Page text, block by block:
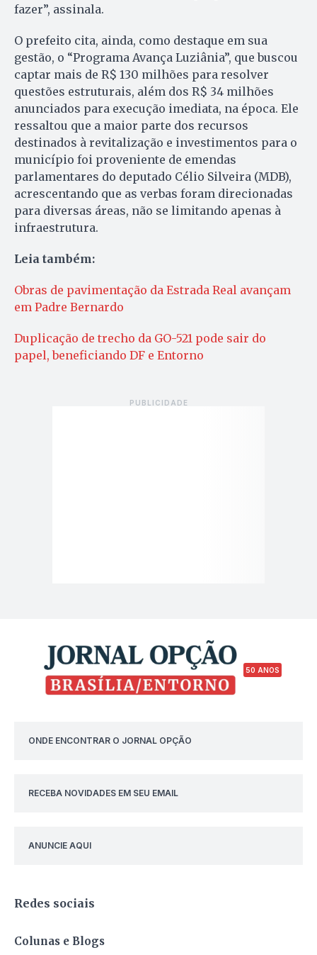
fazer”, assinala.
O prefeito cita, ainda, como destaque em sua
gestão, o “Programa Avança Luziânia”, que buscou
captar mais de R$ 130 milhões para resolver
questões estruturais, além dos R$ 34 milhões
anunciados para execução imediata, na época. Ele
ressaltou que a maior parte dos recursos
destinados à revitalização e investimentos para o
município foi proveniente de emendas
parlamentares do deputado Célio Silveira (MDB),
acrescentando que as verbas foram direcionadas
para diversas áreas, não se limitando apenas à
infraestrutura.
Leia também:
Obras de pavimentação da Estrada Real avançam
em Padre Bernardo
Duplicação de trecho da GO-521 pode sair do
papel, beneficiando DF e Entorno
50 ANOS
ONDE ENCONTRAR O JORNAL OPÇÃO
RECEBA NOVIDADES EM SEU EMAIL
ANUNCIE AQUI
Redes sociais
Colunas e Blogs